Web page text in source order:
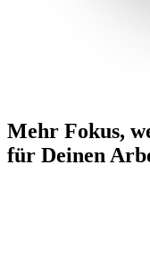
Mehr Fokus,
für Deinen